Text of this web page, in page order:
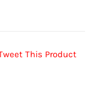
This Product